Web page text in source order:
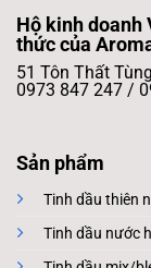
Hộ kinh doanh
thức của
51 Tôn Thất
0973 847 247 /
Sản phẩm
Tinh dầu thiên
Tinh dầu nước